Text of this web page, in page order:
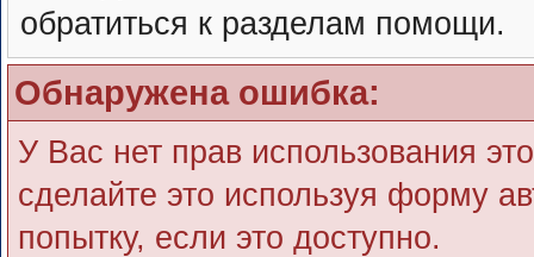
обратиться к разделам помощи.
Обнаружена ошибка:
У Вас нет прав использования
сделайте это используя форму
попытку, если это доступно.